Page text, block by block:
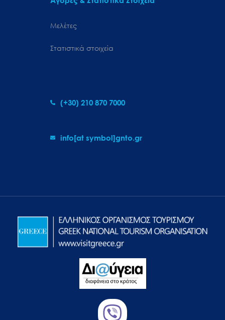
Μελέτες
Στατιστικά στοιχεία
(+30) 210 870 7000
info[at symbol]gnto.gr